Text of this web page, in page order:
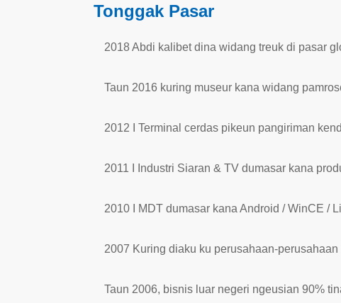
Tonggak Pasar
2018 Abdi kalibet dina widang treuk di pasar
Taun 2016 kuring museur kana widang
2012 I Terminal cerdas pikeun pangiriman
2011 I Industri Siaran & TV dumasar kana
2010 I MDT dumasar kana Android / WinCE /
2007 Kuring diaku ku perusahaan-
Taun 2006, bisnis luar negeri ngeusian 90%